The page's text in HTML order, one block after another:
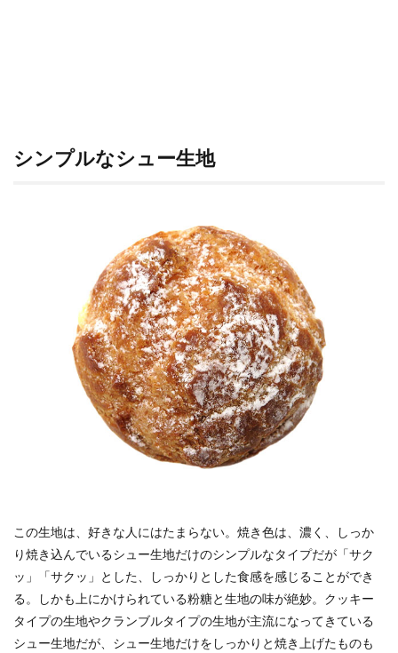
シンプルなシュー生地
この生地は、好きな人にはたまらない。焼き色は、濃く、しっか
り焼き込んでいるシュー生地だけのシンプルなタイプだが「サク
ッ」「サクッ」とした、しっかりとした食感を感じることができ
る。しかも上にかけられている粉糖と生地の味が絶妙。クッキー
タイプの生地やクランブルタイプの生地が主流になってきている
シュー生地だが、シュー生地だけをしっかりと焼き上げたものも